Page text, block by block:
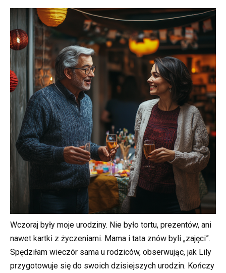
Wczoraj były moje urodziny. Nie było tortu, prezentów, ani
nawet kartki z życzeniami. Mama i tata znów byli „zajęci”.
Spędziłam wieczór sama u rodziców, obserwując, jak Lily
przygotowuje się do swoich dzisiejszych urodzin. Kończy